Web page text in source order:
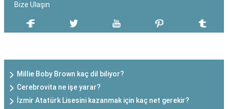
Bize Ulaşın
Millie Boby Brown kaç dil biliyor?
Cerebrovita ne işe yarar?
İzmir Atatürk Lisesini kazanmak için kaç net gerekir?